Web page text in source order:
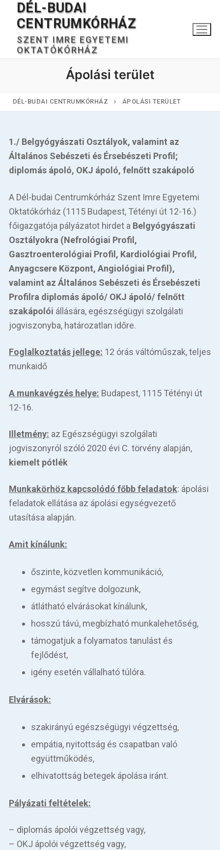
Ugrás
tartalomra
DÉL-BUDAI
CENTRUMKÓRHÁZ
SZENT IMRE EGYETEMI
OKTATÓKÓRHÁZ
Keresése:
Főoldal
Kórházunkról
Betegellátás
Elérhetőségeink
Praktikus információk
Közérdekű adatok
Hírek
Ápolási terület
DÉL-BUDAI CENTRUMKÓRHÁZ ÁPOLÁSI TERÜLET
1./ Belgyógyászati Osztályok, valamint az
Általános Sebészeti és Érsebészeti Profil;
diplomás ápoló, OKJ ápoló, felnőtt szakápoló
A Dél-budai Centrumkórház Szent Imre Egyetemi
Oktatókórház (1115 Budapest, Tétényi út 12-16.)
főigazgatója pályázatot hirdet a Belgyógyászati
Osztályokra (Nefrológiai Profil,
Gasztroenterológiai Profil, Kardiológiai Profil,
Anyagcsere Központ, Angiológiai Profil),
valamint az Általános Sebészeti és Érsebészeti
Profilra diplomás ápoló/ OKJ ápoló/ felnőtt
szakápolói állására, egészségügyi szolgálati
jogviszonyba, határozatlan időre.
Foglalkoztatás jellege: 12 órás váltóműszak, teljes
munkaidő
A munkavégzés helye: Budapest, 1115 Tétényi út
12-16.
Illetmény: az Egészségügyi szolgálati
jogviszonyról szóló 2020 évi C. törvény alapján,
kiemelt pótlék
Munkakörhöz kapcsolódó főbb feladatok: ápolási
feladatok ellátása az ápolási egységvezető
utasítása alapján.
Amit kínálunk:
őszinte, közvetlen kommunikáció,
egymást segítve dolgozunk,
átlátható elvárásokat kínálunk,
hosszú távú, megbízható munkalehetőség,
támogatjuk a folyamatos tanulást és
fejlődést,
igény esetén vállalható túlóra.
Elvárások:
szakirányú egészségügyi végzettség,
empátia, nyitottság és csapatban való
együttműködés,
elhivatottság betegek ápolása iránt.
Pályázati feltételek:
– diplomás ápolói végzettség vagy,
– OKJ ápolói végzettség vagy,